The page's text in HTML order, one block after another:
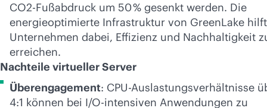
CO2-Fußabdruck um 50 % gesenkt werden. Die
energieoptimierte Infrastruktur von GreenLake hilft
Unternehmen dabei, Effizienz und Nachhaltigkeit
erreichen.
Nachteile virtueller Server
Überengagement: CPU-Auslastungsverhältnisse
4:1 können bei I/O-intensiven Anwendungen zu